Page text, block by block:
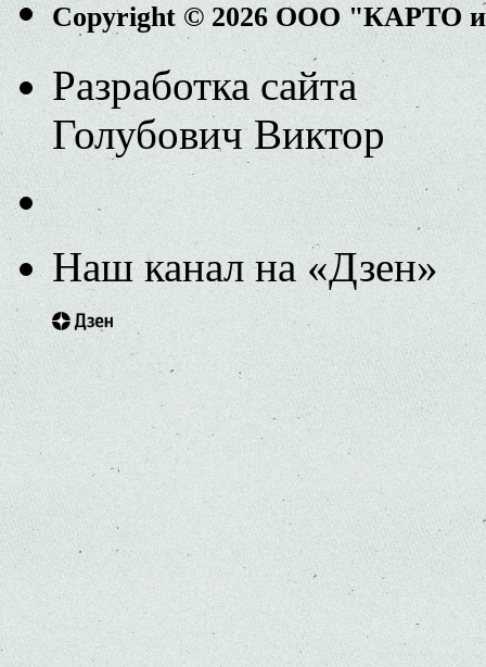
Copyright © 2026 ООО "КАРТО
Разработка сайта
Голубович Виктор
Наш канал на «Дзен»